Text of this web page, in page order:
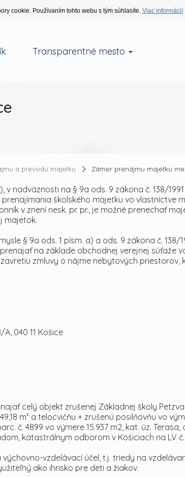
cookie. Používaním tohto webu s tým súhlasíte. Viac informácií
Transparentné mesto
a prevodu majetku Zámer prenájmu majetku
v nadväznosti na § 9a ods. 9 zákona č. 138/
prenajímania školského majetku vo vlastníctve
v znení nesk. pr. pr., je možné prenechať
majetok.
§ 9a ods. 1 písm. a) a ods. 9 zákona č.
na základe obchodnej verejnej súťaže
zmluvy o nájme nebytových
A, 040 11 Košice
celý objekt zrušenej Základnej školy
m² a telocvičňu + zrušenú posilňovňu vo
č. 4899 vo výmere 15.937 m2, kat. úz.
katastrálnym odborom v Košiciach na LV č.
vzdelávací účel, t.j. triedy na
ako ihrisko pre deti a žiakov.